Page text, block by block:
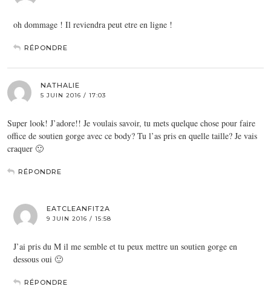
oh dommage ! Il reviendra peut etre en ligne !
RÉPONDRE
NATHALIE
5 JUIN 2016 / 17:03
Super look! J’adore!! Je voulais savoir, tu mets quelque chose pour faire
office de soutien gorge avec ce body? Tu l’as pris en quelle taille? Je vais
craquer 🙂
RÉPONDRE
EATCLEANFIT2A
9 JUIN 2016 / 15:58
J’ai pris du M il me semble et tu peux mettre un soutien gorge en
dessous oui 🙂
RÉPONDRE